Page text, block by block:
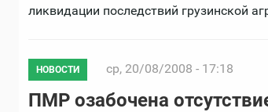
ликвидации последствий грузинской
НОВОСТИ ср, 20/08/2008 - 17:18
ПМР озабочена